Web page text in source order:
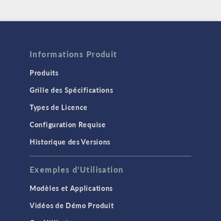
Informations Produit
Produits
Grille des Spécifications
Types de Licence
Configuration Requise
Historique des Versions
Exemples d'Utilisation
Modèles et Applications
Vidéos de Démo Produit